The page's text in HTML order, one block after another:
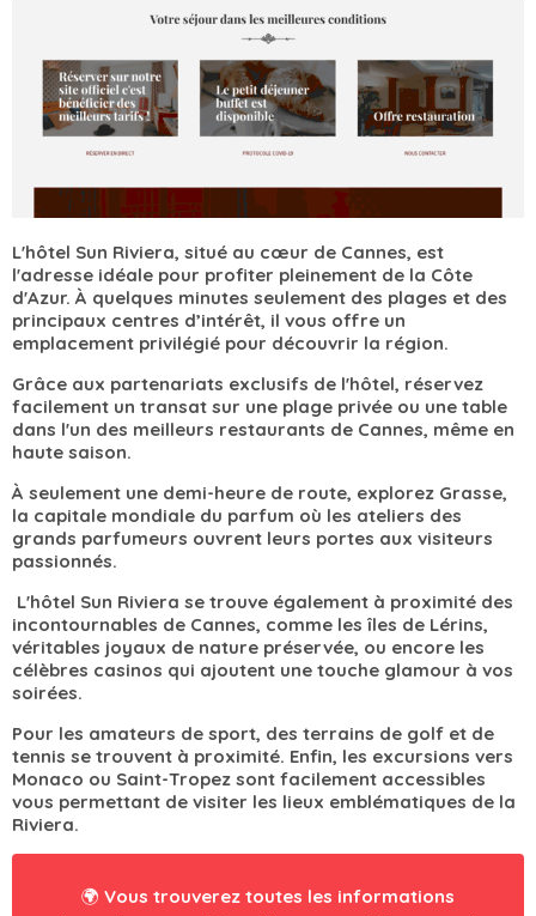
L'hôtel Sun Riviera, situé au cœur de Cannes, est
l'adresse idéale pour profiter pleinement de la Côte
d'Azur. À quelques minutes seulement des plages et des
principaux centres d’intérêt, il vous offre un
emplacement privilégié pour découvrir la région.
Grâce aux partenariats exclusifs de l'hôtel, réservez
facilement un transat sur une plage privée ou une table
dans l'un des meilleurs restaurants de Cannes, même en
haute saison.
À seulement une demi-heure de route, explorez Grasse,
la capitale mondiale du parfum où les ateliers des
grands parfumeurs ouvrent leurs portes aux visiteurs
passionnés.
L'hôtel Sun Riviera se trouve également à proximité des
incontournables de Cannes, comme les îles de Lérins,
véritables joyaux de nature préservée, ou encore les
célèbres casinos qui ajoutent une touche glamour à vos
soirées.
Pour les amateurs de sport, des terrains de golf et de
tennis se trouvent à proximité. Enfin, les excursions vers
Monaco ou Saint-Tropez sont facilement accessibles
vous permettant de visiter les lieux emblématiques de la
Riviera.
🌍 Vous trouverez toutes les informations